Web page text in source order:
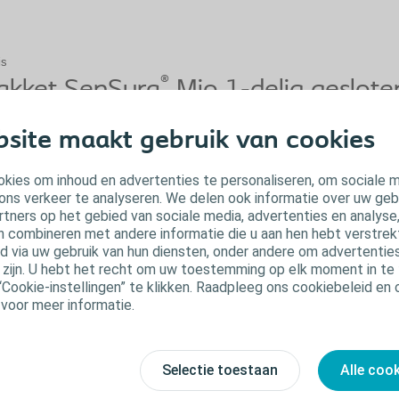
maakt gebruik van cookies
om inhoud en advertenties te personaliseren, om sociale
verkeer te analyseren. We delen ook informatie over uw
op het gebied van sociale media, advertenties en
combineren met andere informatie die u aan hen hebt
via uw gebruik van hun diensten, onder andere om
U hebt het recht om uw toestemming op elk moment in
instellingen” te klikken. Raadpleeg ons cookiebeleid en
meer informatie.
Selectie toestaan Alle
moet ik een stomazakje
stomazakje is nodig om ontlasting of urine van uw
op te vangen. Hoe vaak u uw opvangzakje leegt of
is afhankelijk van of u een colostoma, ileostoma
heeft.
Praktische informatie over het dragen van een stomazakje
Een
Een
is het leren om
brengen.
Stomazakje
SenSura®Mio 1-delig
Contactgegevens 3. Bevestiging aanvraag
* : Land * :